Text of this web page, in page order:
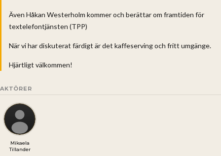
Även Håkan Westerholm kommer och berättar om framtiden för
textelefontjänsten (TPP)
När vi har diskuterat färdigt är det kaffeserving och fritt umgänge.
Hjärtligt välkommen!
AKTÖRER
Mikaela
Tillander